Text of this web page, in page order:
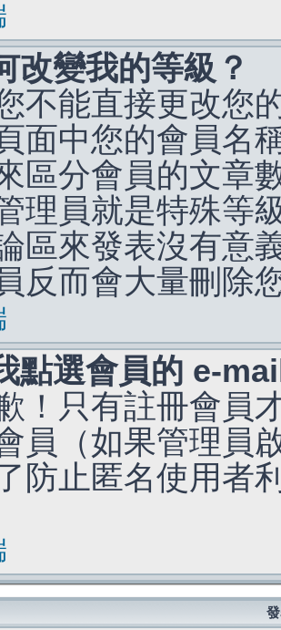
改變我的等級？
不能直接更改您
面中您的會員名
區分會員的文章
理員就是特殊等
區來發表沒有意
反而會大量刪除
點選會員的 e-
！只有註冊會員
員（如果管理員
防止匿名使用者